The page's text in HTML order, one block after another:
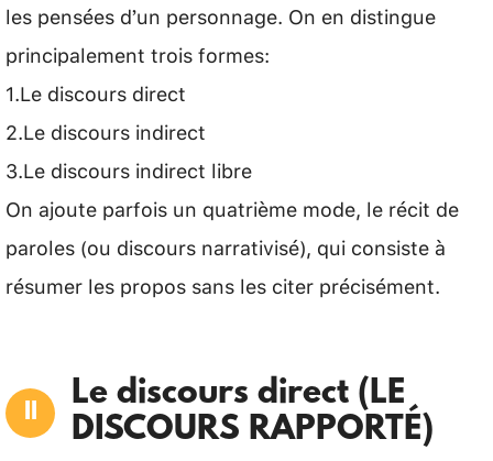
les pensées d’un personnage. On en distingue
principalement trois formes:
1.Le discours direct
2.Le discours indirect
3.Le discours indirect libre
On ajoute parfois un quatrième mode, le récit de
paroles (ou discours narrativisé), qui consiste à
résumer les propos sans les citer précisément.
Le discours direct (LE
DISCOURS RAPPORTÉ)